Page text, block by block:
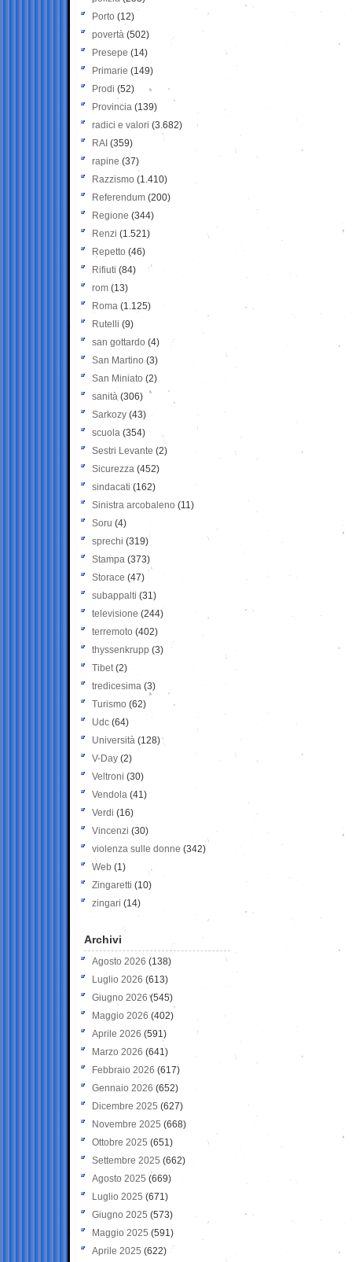
Porto (12)
povertà (502)
Presepe (14)
Primarie (149)
Prodi (52)
Provincia (139)
radici e valori (3.682)
RAI (359)
rapine (37)
Razzismo (1.410)
Referendum (200)
Regione (344)
Renzi (1.521)
Repetto (46)
Rifiuti (84)
rom (13)
Roma (1.125)
Rutelli (9)
san gottardo (4)
San Martino (3)
San Miniato (2)
sanità (306)
Sarkozy (43)
scuola (354)
Sestri Levante (2)
Sicurezza (452)
sindacati (162)
Sinistra arcobaleno (11)
Soru (4)
sprechi (319)
Stampa (373)
Storace (47)
subappalti (31)
televisione(244)
terremoto (402)
thyssenkrupp (3)
Tibet(2)
tredicesima (3)
Turismo (62)
Udc (64)
Università (128)
V-Day (2)
Veltroni (30)
Vendola (41)
Verdi (16)
Vincenzi (30)
violenza sulle donne (342)
Web (1)
Zingaretti (10)
zingari (14)
Archivi
Agosto 2026 (138)
Luglio 2026 (613)
Giugno 2026 (545)
Maggio 2026 (402)
Aprile 2026 (591)
Marzo 2026 (641)
Febbraio 2026 (617)
Gennaio 2026 (652)
Dicembre 2025 (627)
Novembre 2025 (668)
Ottobre 2025 (651)
Settembre 2025 (662)
Agosto 2025 (669)
Luglio 2025 (671)
Giugno 2025 (573)
Maggio 2025 (591)
Aprile 2025 (622)